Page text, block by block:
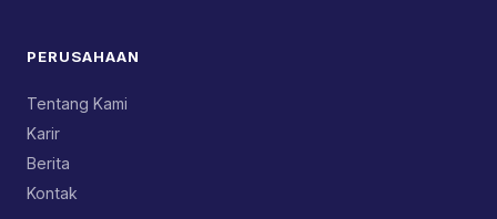
PERUSAHAAN
Tentang Kami
Karir
Berita
Kontak